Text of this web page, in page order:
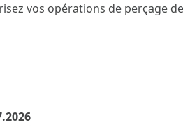
vos opérations de perçage